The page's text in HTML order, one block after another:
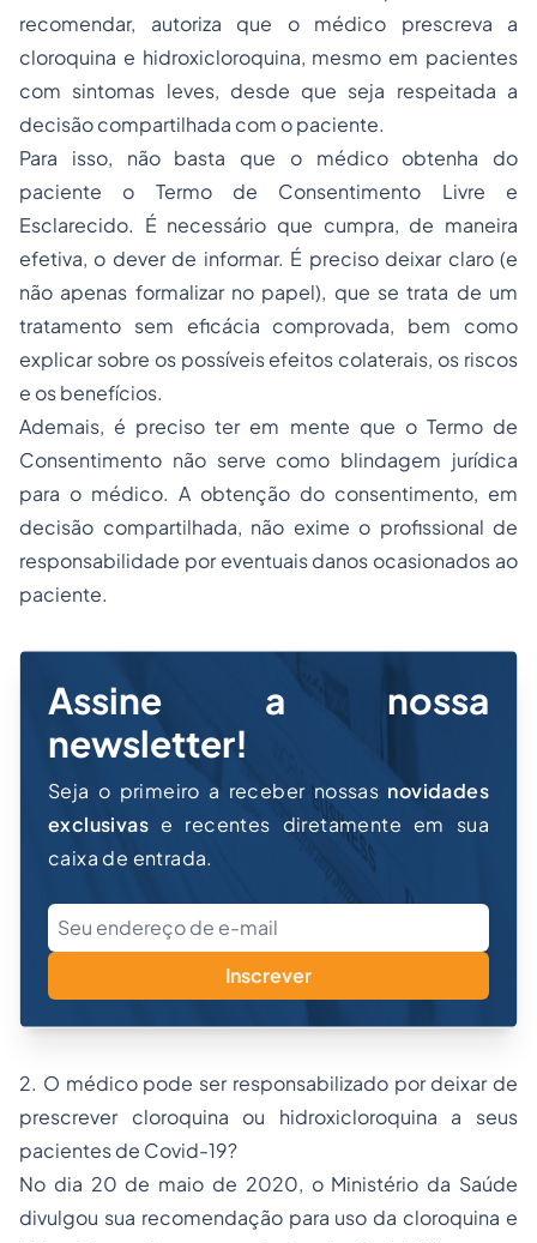
recomendar, autoriza que o médico prescreva a
cloroquina e hidroxicloroquina, mesmo em pacientes
com sintomas leves, desde que seja respeitada a
decisão compartilhada com o paciente.
Para isso, não basta que o médico obtenha do
paciente o Termo de Consentimento Livre e
Esclarecido. É necessário que cumpra, de maneira
efetiva, o dever de informar. É preciso deixar claro (e
não apenas formalizar no papel), que se trata de um
tratamento sem eficácia comprovada, bem como
explicar sobre os possíveis efeitos colaterais, os riscos
e os benefícios.
Ademais, é preciso ter em mente que o Termo de
Consentimento não serve como blindagem jurídica
para o médico. A obtenção do consentimento, em
decisão compartilhada, não exime o profissional de
responsabilidade por eventuais danos ocasionados ao
paciente.
Assine a nossa
newsletter!
Seja o primeiro a receber nossas novidades
exclusivas e recentes diretamente em sua
caixa de entrada.
Inscrever
2. O médico pode ser responsabilizado por deixar de
prescrever cloroquina ou hidroxicloroquina a seus
pacientes de Covid-19?
No dia 20 de maio de 2020, o Ministério da Saúde
divulgou sua recomendação para uso da cloroquina e